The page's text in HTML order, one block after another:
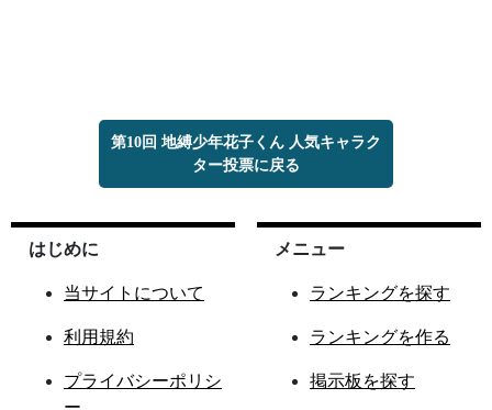
第10回 地縛少年花子くん 人気キャラク
ター投票に戻る
はじめに
当サイトについて
利用規約
プライバシーポリシ
メニュー
ランキングを探す
ランキングを作る
掲示板を探す